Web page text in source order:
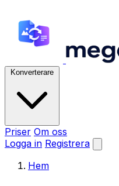
Konverterare
Priser Om oss
Logga in Registrera
Hem